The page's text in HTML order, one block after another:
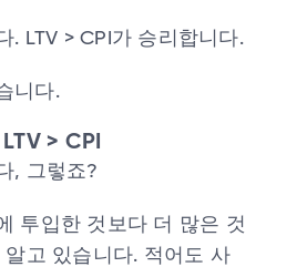
. LTV > CPI가 승리합니다.
니다.
> CPI
, 그렇죠?
투입한 것보다 더 많은 것
고 있습니다. 적어도 사